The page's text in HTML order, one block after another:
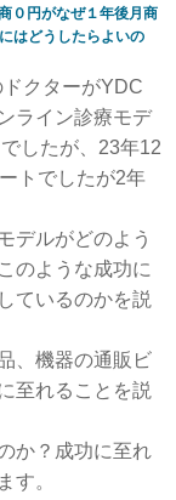
クターがYDC
ライン診療モデ
したが、23年12
トでしたが2年
デルがどのよう
のような成功に
ているのかを説
、機器の通販ビ
至れることを説
か？成功に至れ
す。